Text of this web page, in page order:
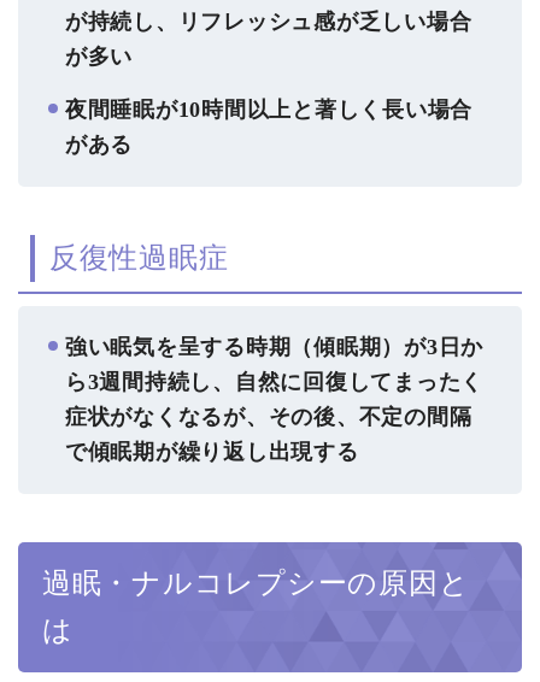
が持続し、リフレッシュ感が乏しい場合
が多い
夜間睡眠が10時間以上と著しく長い場合
がある
反復性過眠症
強い眠気を呈する時期（傾眠期）が3日か
ら3週間持続し、自然に回復してまったく
症状がなくなるが、その後、不定の間隔
で傾眠期が繰り返し出現する
過眠・ナルコレプシーの原因と
は